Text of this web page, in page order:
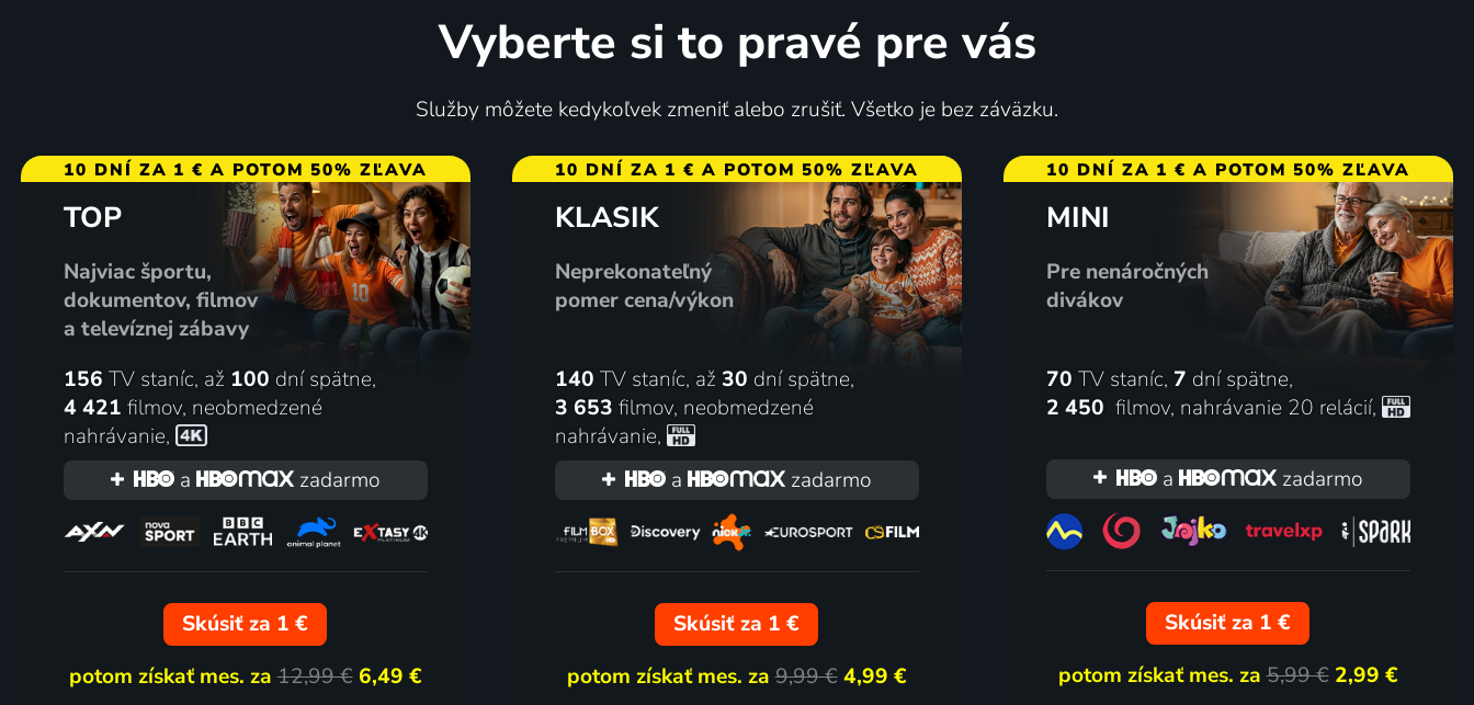
Vyberte si to pravé pre vás
Služby môžete kedykoľvek zmeniť alebo zrušiť. Všetko je bez záväzku.
10 DNÍ ZA 1 € A POTOM 50% ZĽAVA
TOP
Najviac športu,
dokumentov, filmov
a televíznej zábavy
156 TV staníc, až 100 dní spätne,
4 421 filmov, neobmedzené
nahrávanie,
a
zadarmo
Skúsiť za 1 €
potom získať mes. za12,99 € 6,49 €
10 DNÍ ZA 1 € A POTOM 50% ZĽAVA
KLASIK
Neprekonateľný
pomer cena/výkon
140 TV staníc, až 30 dní spätne,
3 653 filmov, neobmedzené
nahrávanie,
a
zadarmo
Skúsiť za 1 €
potom získať mes. za9,99 € 4,99 €
10 DNÍ ZA 1 € A POTOM 50% ZĽAVA
MINI
Pre nenáročných
divákov
70 TV staníc, 7 dní spätne,
2 450 filmov, nahrávanie 20 relácií,
a zadarmo
Skúsiť za 1 €
potom získať mes. za5,99 € 2,99 €